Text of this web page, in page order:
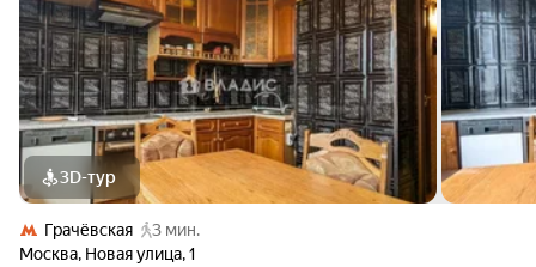
3D-тур
Грачёвская
3 мин.
Москва, Новая улица,1